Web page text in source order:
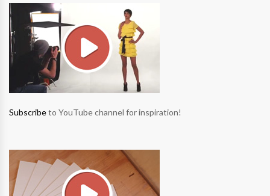
Subscribeto YouTube channel for inspiration!